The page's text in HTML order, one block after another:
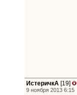
ИстеричкА [19]
9 ноября 2013 6:15